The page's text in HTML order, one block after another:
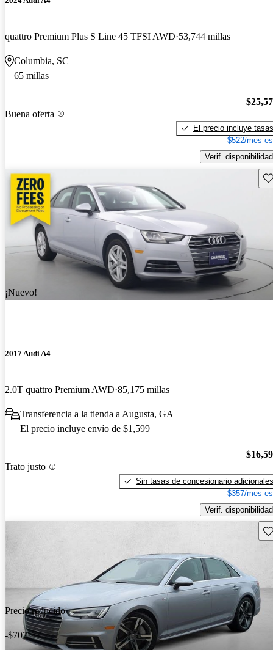
quattro Premium Plus S Line 45 TFSI AWD 53,744 millas
Columbia, SC
65 millas
Buena oferta
El precio incluye tasas
$522/mes
Verif. disponibilidad
¡Nuevo!
2017 Audi A4
2.0T quattro Premium AWD 85,175 millas
Transferencia a la tienda a Augusta, GA
El precio incluye envío de $1,599
Trato justo
Sin tasas de concesionario adicionales
$357/mes
Verif. disponibilidad
Precio reducido
-$707